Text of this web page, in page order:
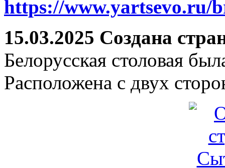
https://www.yartsevo.ru/
15.03.2025 Создана
Белорусская столовая
Расположена с двух